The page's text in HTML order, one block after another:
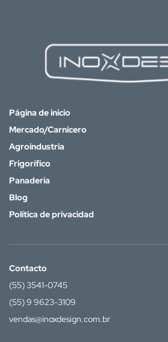
Página de inicio
Mercado/Carnicero
Agroindustria
Frigorífico
Panadería
Blog
Política de privacidad
Contacto
(55) 3541-0745
(55) 9 9623-3109
vendas@inoxdesign.com.br